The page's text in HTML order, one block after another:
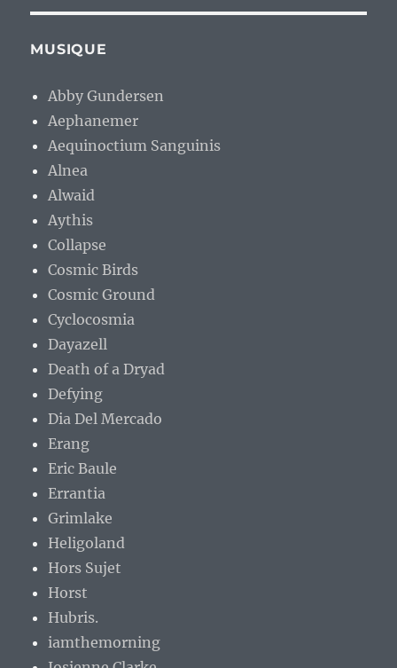
MUSIQUE
Abby Gundersen
Aephanemer
Aequinoctium Sanguinis
Alnea
Alwaid
Aythis
Collapse
Cosmic Birds
Cosmic Ground
Cyclocosmia
Dayazell
Death of a Dryad
Defying
Dia Del Mercado
Erang
Eric Baule
Errantia
Grimlake
Heligoland
Hors Sujet
Horst
Hubris.
iamthemorning